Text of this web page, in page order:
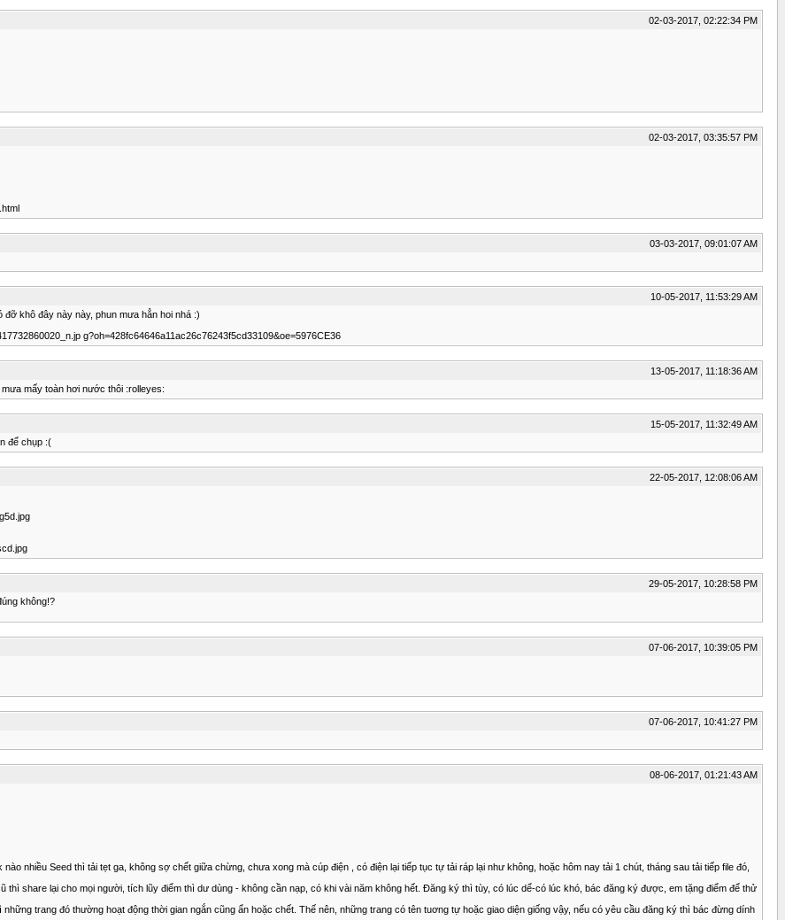
02-03-2017, 02:22:34 PM
02-03-2017, 03:35:57 PM
03-03-2017, 09:01:07 AM
10-05-2017, 11:53:29 AM
khô đây này này, phun mưa hẳn hoi nhá :)
g?oh=428fc64646a11ac26c76243f5cd33109&oe=5976CE36
13-05-2017, 11:18:36 AM
mấy toàn hơi nước thôi :rolleyes:
15-05-2017, 11:32:49 AM
để chụp :(
22-05-2017, 12:08:06 AM
29-05-2017, 10:28:58 PM
không!?
07-06-2017, 10:39:05 PM
07-06-2017, 10:41:27 PM
08-06-2017, 01:21:43 AM
nhiều Seed thì tải tẹt ga, không sợ chết giữa chừng, chưa xong mà cúp điện , có điện lại tiếp tục tự tải ráp lại như không, hoặc hôm nay tải 1 chút, tháng sau tải tiếp file đó,
thì share lại cho mọi người, tích lũy điểm thì dư dùng - không cần nạp, có khi vài năm không hết. Đăng ký thì tùy, có lúc dể-có lúc khó, bác đăng ký được, em tặng điểm để thử
trang đó thường hoạt động thời gian ngắn cũng ẩn hoặc chết. Thế nên, những trang có tên tuơng tự hoặc giao diện giống vậy, nếu có yêu cầu đăng ký thì bác đừng dính